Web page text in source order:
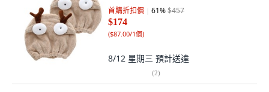
首購折扣價 61%$457
$174
($87.00/1個)
8/12 星期三 預計送達
(2)